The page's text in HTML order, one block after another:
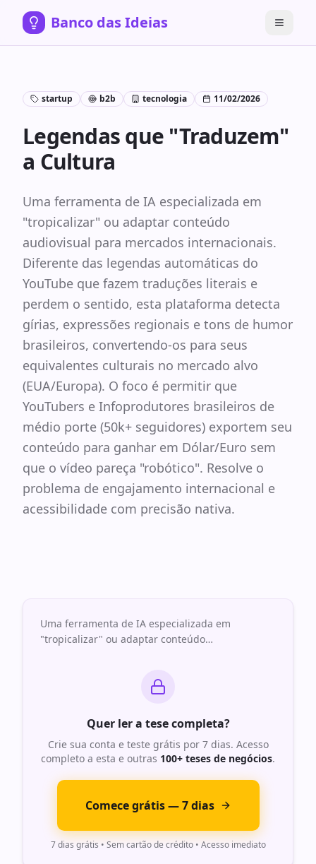
Banco das Ideias
startup b2b tecnologia 11/02/2026
Legendas que "Traduzem"
a Cultura
Uma ferramenta de IA especializada em
"tropicalizar" ou adaptar conteúdo
audiovisual para mercados internacionais.
Diferente das legendas automáticas do
YouTube que fazem traduções literais e
perdem o sentido, esta plataforma detecta
gírias, expressões regionais e tons de humor
brasileiros, convertendo-os para seus
equivalentes culturais no mercado alvo
(EUA/Europa). O foco é permitir que
YouTubers e Infoprodutores brasileiros de
médio porte (50k+ seguidores) exportem seu
conteúdo para ganhar em Dólar/Euro sem
que o vídeo pareça "robótico". Resolve o
problema de engajamento internacional e
acessibilidade com precisão nativa.
Uma ferramenta de IA especializada em
"tropicalizar" ou adaptar conteúdo…
Quer ler a tese completa?
Crie sua conta e teste grátis por 7 dias. Acesso
completo a esta e outras 100+ teses de negócios.
Comece grátis — 7 dias
7 dias grátis • Sem cartão de crédito • Acesso imediato